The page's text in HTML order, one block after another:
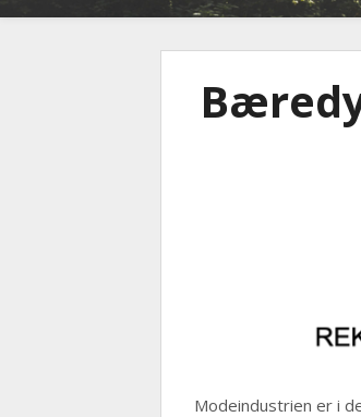
Modeindustrien er i